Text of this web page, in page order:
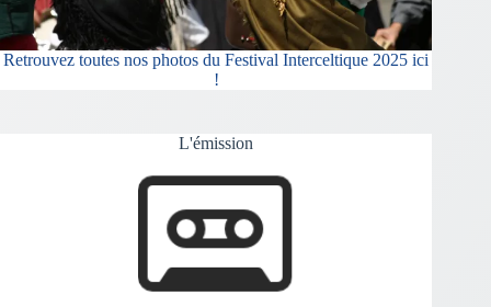
Retrouvez toutes nos photos du Festival Interceltique 2025 ici
!
L'émission